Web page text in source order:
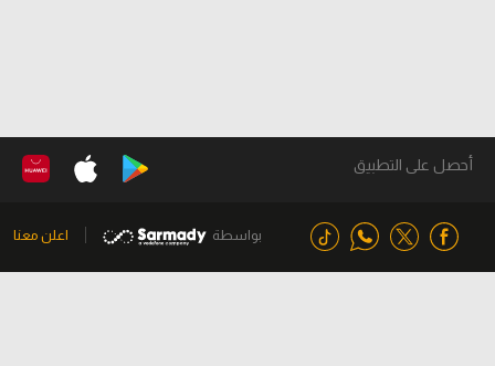
أحصل على التطبيق
بواسطة اعلن معنا